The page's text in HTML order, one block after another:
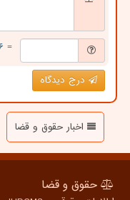
= ۶ بعلاوه ۵
درج دیدگاه
اخبار حقوق و قضا
حقوق و قضا